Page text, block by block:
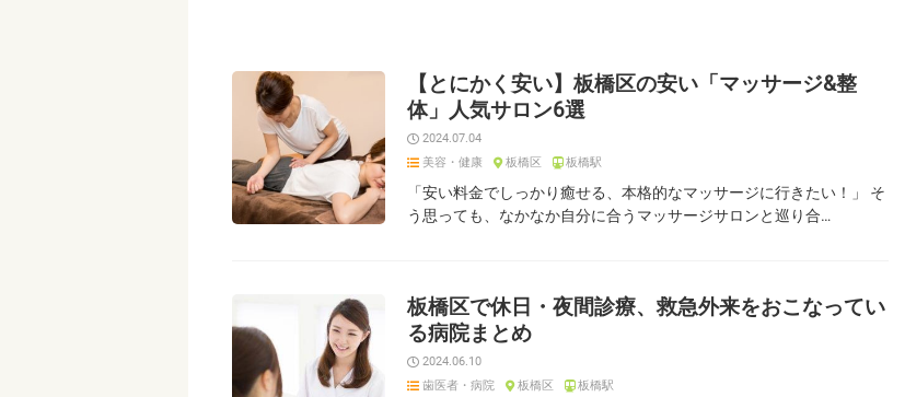
【とにかく安い】板橋区の安い「マッサージ&整
体」人気サロン6選
2024.07.04
美容・健康
板橋区 板橋駅
「安い料金でしっかり癒せる、本格的なマッサージに行きたい！」 そ
う思っても、なかなか自分に合うマッサージサロンと巡り合…
板橋区で休日・夜間診療、救急外来をおこなってい
る病院まとめ
2024.06.10
歯医者・病院
板橋区 板橋駅